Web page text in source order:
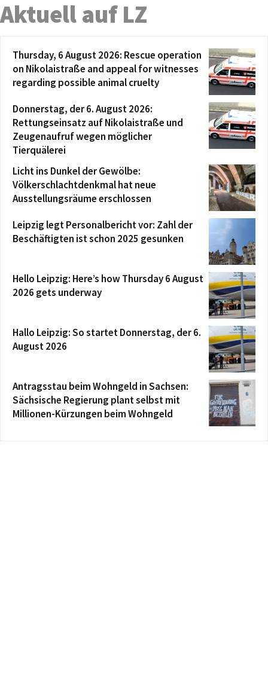
Aktuell auf LZ
Thursday, 6 August 2026: Rescue operation
on Nikolaistraße and appeal for witnesses
regarding possible animal cruelty
Donnerstag, der 6. August 2026:
Rettungseinsatz auf Nikolaistraße und
Zeugenaufruf wegen möglicher
Tierquälerei
Licht ins Dunkel der Gewölbe:
Völkerschlachtdenkmal hat neue
Ausstellungsräume erschlossen
Leipzig legt Personalbericht vor: Zahl der
Beschäftigten ist schon 2025 gesunken
Hello Leipzig: Here’s how Thursday 6 August
2026 gets underway
Hallo Leipzig: So startet Donnerstag, der 6.
August 2026
Antragsstau beim Wohngeld in Sachsen:
Sächsische Regierung plant selbst mit
Millionen-Kürzungen beim Wohngeld